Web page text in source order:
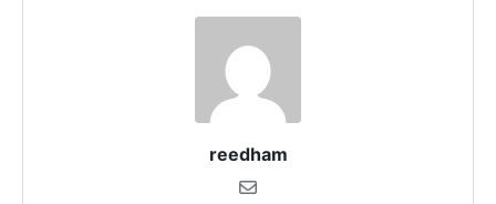
reedham